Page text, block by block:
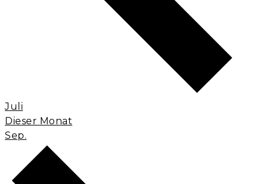
Juli
Dieser Monat
Sep.